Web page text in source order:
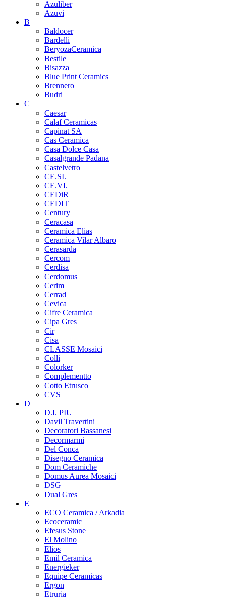
Azuliber
Azuvi
B
Baldocer
Bardelli
BeryozaCeramica
Bestile
Bisazza
Blue Print Ceramics
Brennero
Budri
C
Caesar
Calaf Ceramicas
Capinat SA
Cas Ceramica
Casa Dolce Casa
Casalgrande Padana
Castelvetro
CE.SI.
CE.VI.
CEDiR
CEDIT
Century
Ceracasa
Ceramica Elias
Ceramica Vilar Albaro
Cerasarda
Cercom
Cerdisa
Cerdomus
Cerim
Cerrad
Cevica
Cifre Ceramica
Cipa Gres
Cir
Cisa
CLASSE Mosaici
Colli
Colorker
Complementto
Cotto Etrusco
CVS
D
D.I. PIU
Davil Travertini
Decoratori Bassanesi
Decormarmi
Del Conca
Disegno Ceramica
Dom Ceramiche
Domus Aurea Mosaici
DSG
Dual Gres
E
ECO Ceramica / Arkadia
Ecoceramic
Efesus Stone
El Molino
Elios
Emil Ceramica
Energieker
Equipe Ceramicas
Ergon
Etruria